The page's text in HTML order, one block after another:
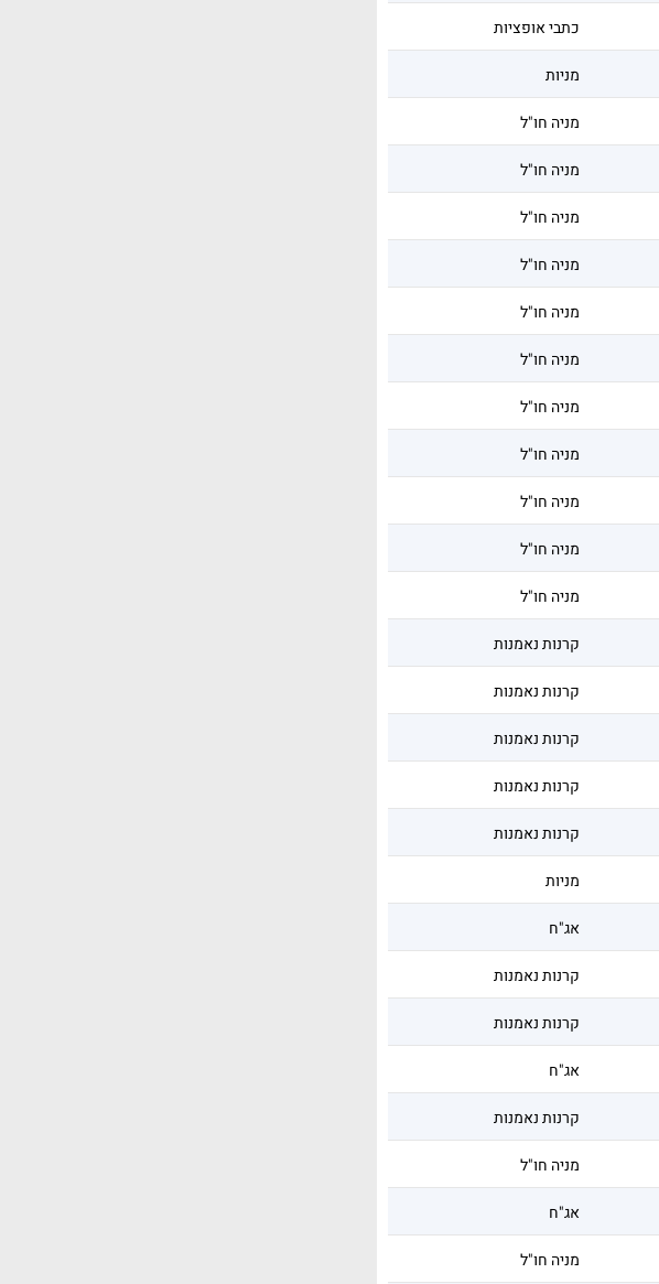
כתבי אופציות
מניות
מניה חו"ל
מניה חו"ל
מניה חו"ל
מניה חו"ל
מניה חו"ל
מניה חו"ל
מניה חו"ל
מניה חו"ל
מניה חו"ל
מניה חו"ל
מניה חו"ל
קרנות נאמנות
קרנות נאמנות
קרנות נאמנות
קרנות נאמנות
קרנות נאמנות
מניות
אג"ח
קרנות נאמנות
קרנות נאמנות
אג"ח
קרנות נאמנות
מניה חו"ל
אג"ח
מניה חו"ל